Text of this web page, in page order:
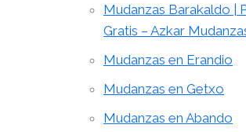
Mudanzas Barakaldo |
Gratis – Azkar
Mudanzas en Erandio
Mudanzas en Getxo
Mudanzas en Abando